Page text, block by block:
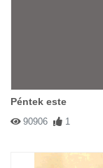
Péntek este
90906 1